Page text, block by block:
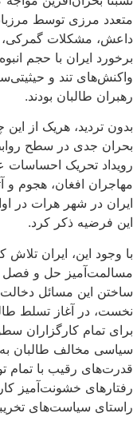
متعدد مرزی توسط
داعش، مشکلات گمرکی،
برخورد ایران با حجم
واکنش‌های تند و
رهبران طالبان بودند.
بدون تردید، هریک از
بحران جدی در سطح
رویداد تحریک احساسات
مهاجران افغان، هجوم
این فرضیه ذکر کرد.
با وجود این، ایران
مسالمت‌آمیز حل و فصل
ساختن این مسائل دخالت
نخست، در آغاز تسلط
برای تمام کارگزاران
سیاسی مخالف طالبان
قدرت‌های رقیب با تمام
رفتارهای خشونت‌آمیز
راستای سیاست‌های